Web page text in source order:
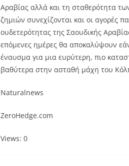
Αραβίας αλλά και τη σταθερότητα
ζημιών συνεχίζονται και οι αγορές
ουδετερότητας της Σαουδικής
επόμενες ημέρες θα αποκαλύψουν
έναυσμα για μια ευρύτερη, πιο
βαθύτερα στην ασταθή μάχη του
Naturalnews
ZeroHedge.com
Views: 0